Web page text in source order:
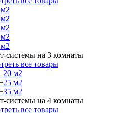
системы на 3 комнаты
все товары
м2
м2
м2
системы на 4 комнаты
все товары